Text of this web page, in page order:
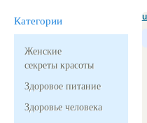
Категории
Женские
секреты красоты
Здоровое питание
Здоровье человека